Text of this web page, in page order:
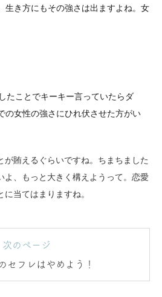
生き方にもその強さは出ますよね。女
たことでキーキー言っていたらダ
の女性の強さにひれ伏させた方がい
賄えるぐらいですね。ちまちました
よ、もっと大きく構えようって。恋愛
当てはまりますね。
次のページ
セフレはやめよう！